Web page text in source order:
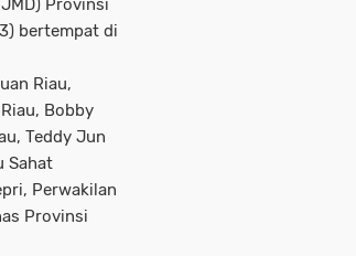
Provinsi
bertempat di
Riau,
Bobby
Teddy Jun
Sahat
Perwakilan
Provinsi